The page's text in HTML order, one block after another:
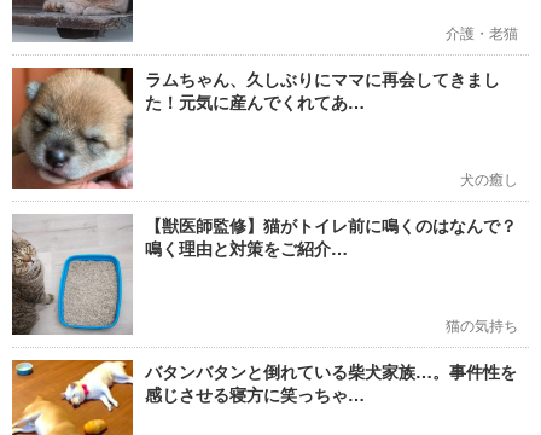
介護・老猫
ラムちゃん、久しぶりにママに再会してきまし
た！元気に産んでくれてあ…
犬の癒し
【獣医師監修】猫がトイレ前に鳴くのはなんで？
鳴く理由と対策をご紹介…
猫の気持ち
バタンバタンと倒れている柴犬家族…。事件性を
感じさせる寝方に笑っちゃ…